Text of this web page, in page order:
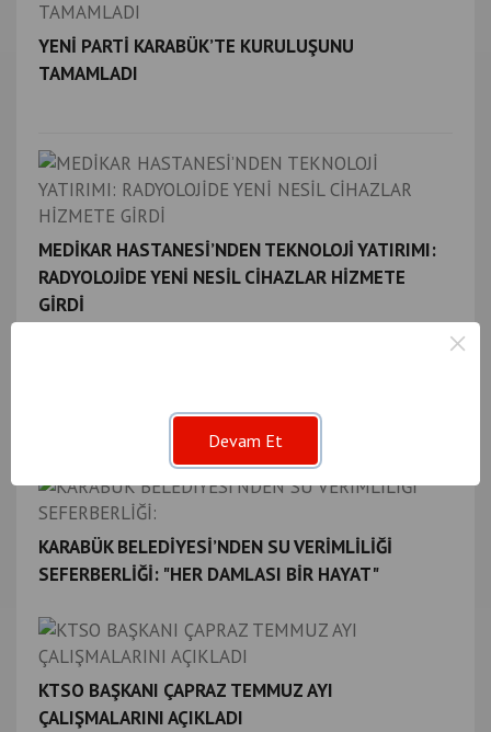
YENİ PARTİ KARABÜK’TE KURULUŞUNU
TAMAMLADI
MEDİKAR HASTANESİ’NDEN TEKNOLOJİ YATIRIMI:
RADYOLOJİDE YENİ NESİL CİHAZLAR HİZMETE
GİRDİ
KARABÜK BELEDİYESİ’NDEN SU VERİMLİLİĞİ
SEFERBERLİĞİ: "HER DAMLASI BİR HAYAT"
KTSO BAŞKANI ÇAPRAZ TEMMUZ AYI
ÇALIŞMALARINI AÇIKLADI
×
Devam Et